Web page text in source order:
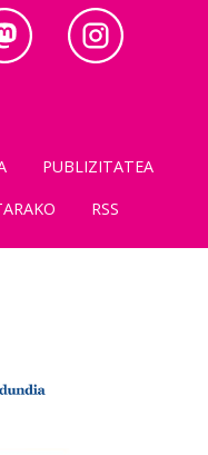
PUBLIZITATEA
RSS